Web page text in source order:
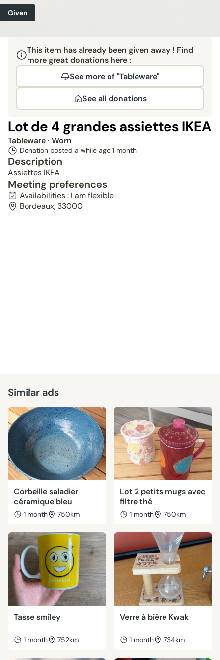
Given
This item has already been given away ! Find
more great donations here :
See more of "Tableware"
See all donations
Lot de 4 grandes assiettes IKEA
Tableware· Worn
Donation posted a while ago 1 month
Description
Assiettes IKEA
Meeting preferences
Availabilities : I am flexible
Bordeaux, 33000
Similar ads
Corbeille saladier
céramique bleu
1 month 750km
Lot 2 petits mugs avec
filtre thé
1 month 750km
Tasse smiley
1 month 752km
Verre à bière Kwak
1 month 734km